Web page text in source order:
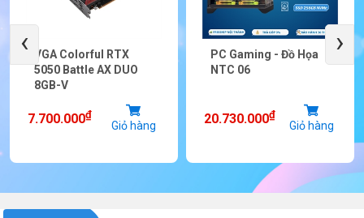
VGA Colorful RTX
5050 Battle AX DUO
8GB-V
7.700.000₫
Giỏ hàng
PC Gaming - Đồ Họa
NTC 06
20.730.000₫
Giỏ hàng
‹ ›